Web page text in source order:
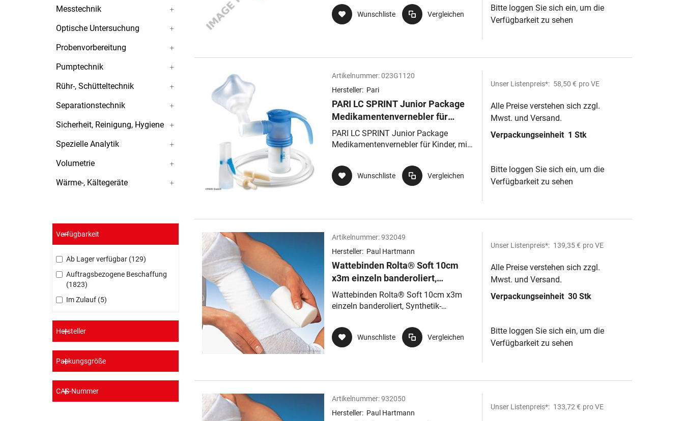
Messtechnik
Optische Untersuchung
Probenvorbereitung
Pumptechnik
Rühr-, Schütteltechnik
Separationstechnik
Sicherheit, Reinigung, Hygiene
Spezielle Analytik
Volumetrie
Wärme-, Kältegeräte
Verfügbarkeit
Ab Lager verfügbar 129
Auftragsbezogene Beschaffung
1823
Im Zulauf 5
Hersteller
Packungsgröße
CAS-Nummer
DEHP-frei
Wunschliste Vergleichen
Bitte loggen Sie sich ein, um die
Verfügbarkeit zu sehen
Artikelnummer:023G1120
Hersteller: Pari
PARI LC SPRINT Junior Package
Medikamentenvernebler für
Kinder, mit Ventilsystem und
PIFControl(Düsenaufsatz gelb)
PARI LC SPRINT Junior Package
Medikamentenvernebler für Kinder, mit
PIFControl(Düsenaufsatz gelb)
Wunschliste Vergleichen
Unser Listenpreis*: 58,50 € pro VE
Alle Preise verstehen sich zzgl.
Mwst. und Versand.
Verpackungseinheit 1 Stk
Bitte loggen Sie sich ein, um die
Verfügbarkeit zu sehen
Artikelnummer:932049
Hersteller: Paul Hartmann
Wattebinden Rolta® Soft 10cm
x3m einzeln banderoliert,
Synthetik-Wattebinden aus nicht
saugenden gekräuselten
Wattebinden Rolta® Soft 10cm x3m
einzeln banderoliert, Synthetik-
gekräuselten Polyester
Wunschliste Vergleichen
Unser Listenpreis*: 139,35 € pro VE
Alle Preise verstehen sich zzgl.
Mwst. und Versand.
Verpackungseinheit 30 Stk
Bitte loggen Sie sich ein, um die
Verfügbarkeit zu sehen
Artikelnummer:932050
Hersteller: Paul Hartmann
Unser Listenpreis*: 133,72 € pro VE